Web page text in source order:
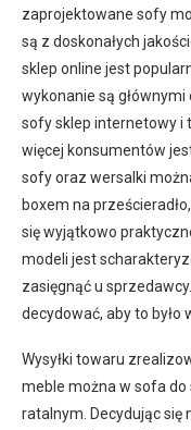
zaprojektowane sofy
są z doskonałych
sklep online jest
wykonanie są
sofy sklep internetowy i
więcej konsumentów
sofy oraz wersalki
boxem na
się wyjątkowo
modeli jest
zasięgnąć u
decydować, aby to było
Wysyłki towaru
meble można w sofa do
ratalnym. Decydując się